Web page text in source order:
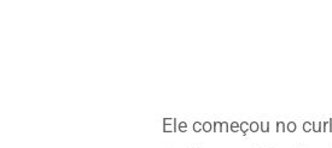
Ele começou no